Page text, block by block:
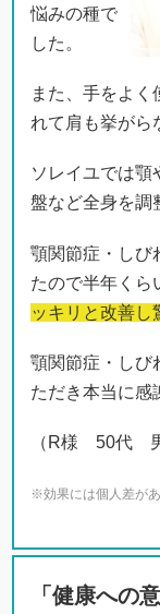
悩みの種で
した。
また、手をよ
れて肩も挙がら
ソレイユでは顎
盤など全身を調
顎関節症・しび
たので半年くら
ッキリと改善し
顎関節症・しび
ただき本当に感
（R様 50代
※効果には個人差が
「健康への